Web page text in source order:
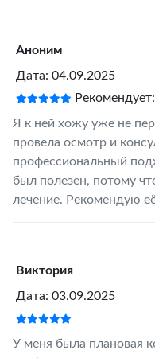
Аноним
Дата: 04.09.2025
Я к ней хожу уже не
провела осмотр и
профессиональный
был полезен, потому
лечение. Рекомендую
Виктория
Дата: 03.09.2025
У меня была плановая